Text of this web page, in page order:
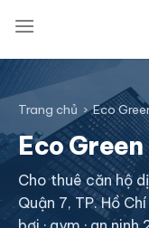
Trang chủ ›Eco
Eco Green
Cho thuê căn hộ
Quận 7, TP. Hồ